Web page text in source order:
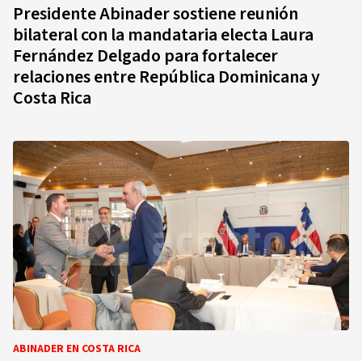
Presidente Abinader sostiene reunión
bilateral con la mandataria electa Laura
Fernández Delgado para fortalecer
relaciones entre República Dominicana y
Costa Rica
ABINADER EN COSTA RICA